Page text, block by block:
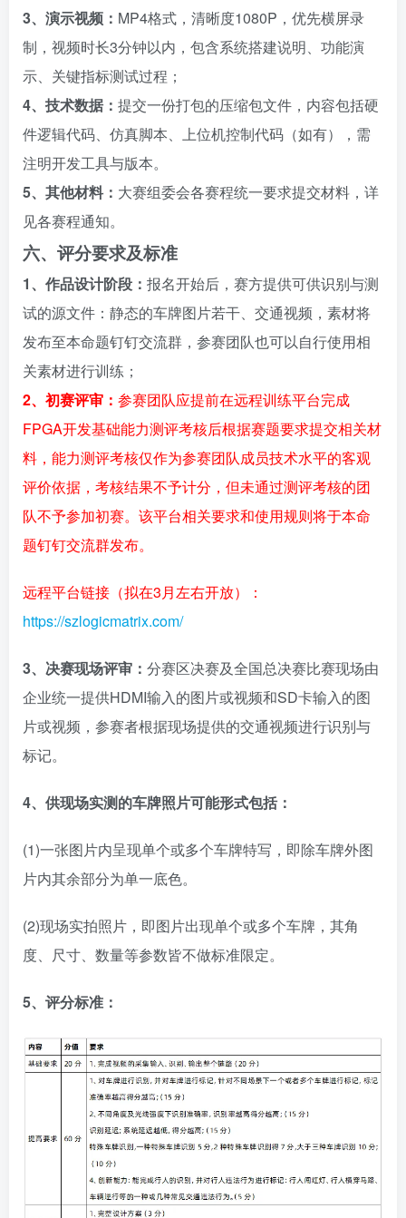
3、演示视频： MP4格式，清晰度1080P，优先横屏录
制，视频时长3分钟以内，包含系统搭建说明、功能演
示、关键指标测试过程；
4、技术数据： 提交一份打包的压缩包文件，内容包括硬
件逻辑代码、仿真脚本、上位机控制代码（如有），需
注明开发工具与版本。
5、其他材料： 大赛组委会各赛程统一要求提交材料，详
见各赛程通知。
六、评分要求及标准
1、作品设计阶段： 报名开始后，赛方提供可供识别与测
试的源文件：静态的车牌图片若干、交通视频，素材将
发布至本命题钉钉交流群，参赛团队也可以自行使用相
关素材进行训练；
2、初赛评审： 参赛团队应提前在远程训练平台完成
FPGA开发基础能力测评考核后根据赛题要求提交相关材
料，能力测评考核仅作为参赛团队成员技术水平的客观
评价依据，考核结果不予计分，但未通过测评考核的团
队不予参加初赛。该平台相关要求和使用规则将于本命
题钉钉交流群发布。
远程平台链接（拟在3月左右开放）：
https://szlogicmatrix.com/
3、 决赛现场评审： 分赛区决赛及全国总决赛比赛现场由
企业统一提供HDMI输入的图片或视频和SD卡输入的图
片或视频，参赛者根据现场提供的交通视频进行识别与
标记。
4、供现场实测的车牌照片可能形式包括：
(1)一张图片内呈现单个或多个车牌特写，即除车牌外图
片内其余部分为单一底色。
(2)现场实拍照片，即图片出现单个或多个车牌，其角
度、尺寸、数量等参数皆不做标准限定。
5、 评分标准：